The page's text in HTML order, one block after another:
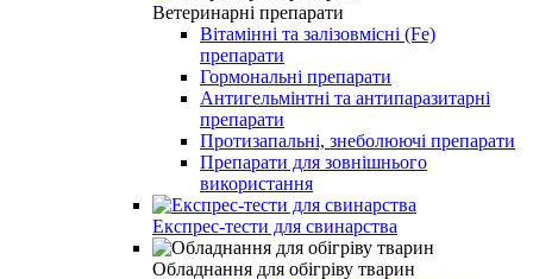
Ветеринарні препарати
Вітамінні та залізовмісні (Fe)
препарати
Гормональні препарати
Антигельмінтні та антипаразитарні
препарати
Протизапальні, знеболюючі препарати
Препарати для зовнішнього
використання
Експрес-тести для свинарства
Обладнання для обігріву тварин